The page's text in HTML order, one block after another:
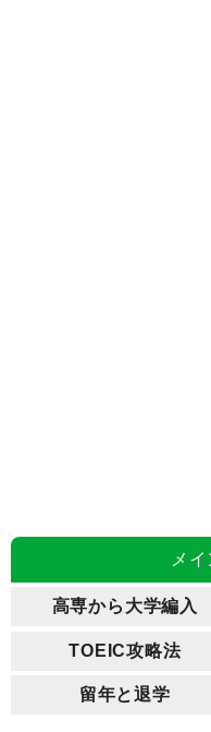
メ
高専から大学編入
TOEIC攻略法
留年と退学